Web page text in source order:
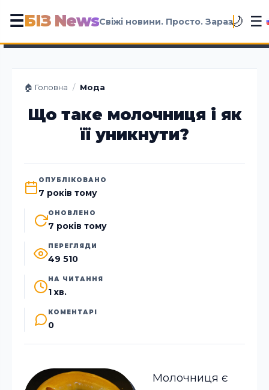
☰БІЗ NewsСвіжі новини. Просто. Зараз🌙 ☰
🏠 Головна / Мода
Що таке молочниця і як
її уникнути?
ОПУБЛІКОВАНО
7 років тому
ОНОВЛЕНО
7 років тому
ПЕРЕГЛЯДИ
49 510
НА ЧИТАННЯ
1 хв.
КОМЕНТАРІ
0
Молочниця є